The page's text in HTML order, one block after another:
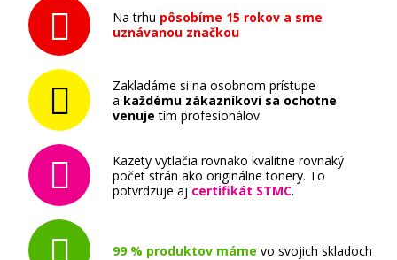
Na trhu pôsobíme 15 rokov a sme
uznávanou značkou
Zakladáme si na osobnom prístupe
a každému zákazníkovi sa ochotne
venuje tím profesionálov.
Kazety vytlačia rovnako kvalitne rovnaký
počet strán ako originálne tonery. To
potvrdzuje aj certifikát STMC.
99 % produktov máme vo svojich skladoch